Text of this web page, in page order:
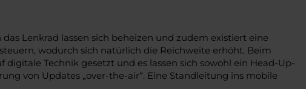
Lenkrad lassen sich beheizen und zudem existiert eine
wodurch sich natürlich die Reichweite erhöht. Beim
Technik gesetzt und es lassen sich sowohl ein Head-Up-
von Updates „over-the-air“. Eine Standleitung ins mobile